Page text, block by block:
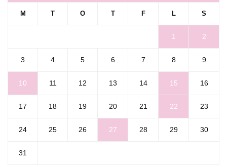
M T O T F L S
1 2
3 4 5 6 7 8 9
10 11 12 13 14 15 16
17 18 19 20 21 22 23
24 25 26 27 28 29 30
31